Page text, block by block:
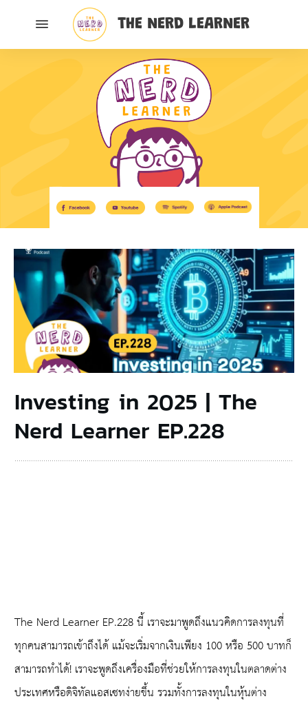
THE NERD LEARNER
Investing in 2025 | The
Nerd Learner EP.228
The Nerd Learner EP.228 นี้ เราจะมาพูดถึงแนวคิดการลงทุนที่
ทุกคนสามารถเข้าถึงได้ แม้จะเริ่มจากเงินเพียง 100 หรือ 500 บาทก็
สามารถทำได้! เราจะพูดถึงเครื่องมือที่ช่วยให้การลงทุนในตลาดต่าง
ประเทศหรือดิจิทัลแอสเซทง่ายขึ้น รวมทั้งการลงทุนในหุ้นต่าง